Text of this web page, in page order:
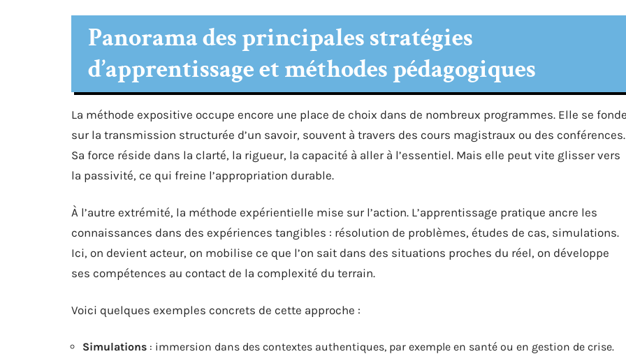
Panorama des principales stratégies
d’apprentissage et méthodes pédagogiques
La méthode expositive occupe encore une place de choix dans de nombreux programmes. Elle se
sur la transmission structurée d’un savoir, souvent à travers des cours magistraux ou des conférences.
Sa force réside dans la clarté, la rigueur, la capacité à aller à l’essentiel. Mais elle peut vite glisser vers
la passivité, ce qui freine l’appropriation durable.
À l’autre extrémité, la méthode expérientielle mise sur l’action. L’apprentissage pratique ancre les
connaissances dans des expériences tangibles : résolution de problèmes, études de cas, simulations.
Ici, on devient acteur, on mobilise ce que l’on sait dans des situations proches du réel, on développe
ses compétences au contact de la complexité du terrain.
Voici quelques exemples concrets de cette approche :
Simulations : immersion dans des contextes authentiques, par exemple en santé ou en gestion de crise.